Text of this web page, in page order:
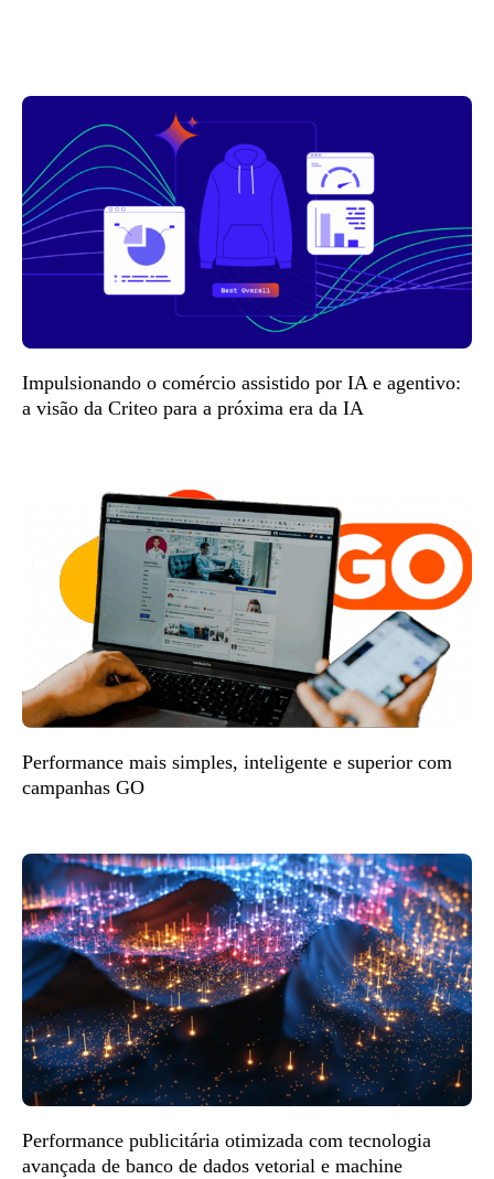
Impulsionando o comércio assistido por IA e agentivo:
a visão da Criteo para a próxima era da IA
Performance mais simples, inteligente e superior com
campanhas GO
Performance publicitária otimizada com tecnologia
avançada de banco de dados vetorial e machine